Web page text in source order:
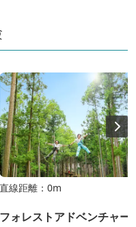
直線距離：0m
フォレストアドベンチャー